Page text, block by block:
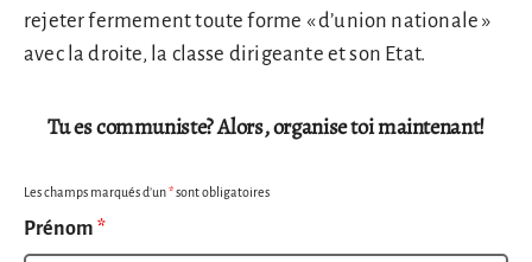
rejeter fermement toute forme « d’union nationale »
avec la droite, la classe dirigeante et son Etat.
Tu es communiste? Alors, organise toi maintenant!
Les champs marqués d’un*sont obligatoires
Prénom *